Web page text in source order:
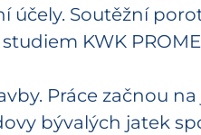
Soutěžní
KWK
Práce začnou
bývalých jatek